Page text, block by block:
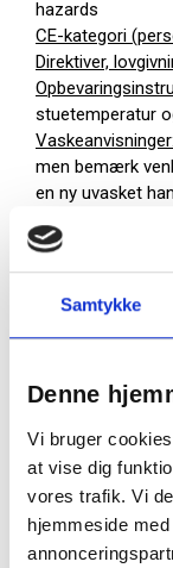
Samtykke
Denne
Vi bruger
at vise dig
vores trafik. Vi
hjemmeside
hazards
CE-kategori
Direktiver,
stuetemperatur
Vaskeanvisninger:
men bemærk
en ny uvasket
beskadiget, yder
skal det
Bortskaffelse af
forbrændes.
12 par = 1 pakke
12 pakker = 1 kolli